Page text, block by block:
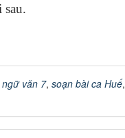
sau.
văn 7, soạn bài ca Huế,